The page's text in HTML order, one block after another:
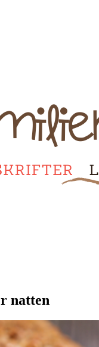
natten